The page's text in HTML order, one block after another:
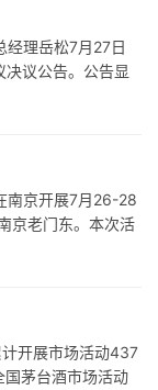
理岳松7月27日
议公告。公告显
董事会任期届满
南京开展7月26-28
京老门东。本次活
、特色互动、花
开展市场活动437
茅台酒市场活动